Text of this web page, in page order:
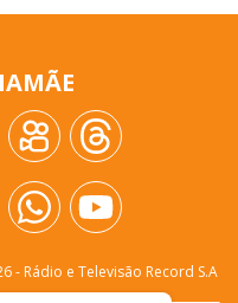
- Rádio e Televisão Record S.A